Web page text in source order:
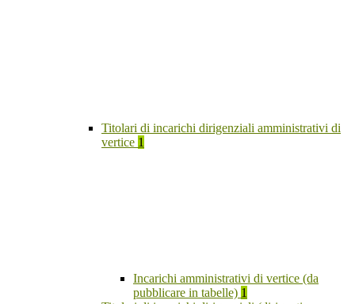
Titolari di incarichi dirigenziali amministrativi di
vertice 1
Incarichi amministrativi di vertice (da
pubblicare in tabelle) 1